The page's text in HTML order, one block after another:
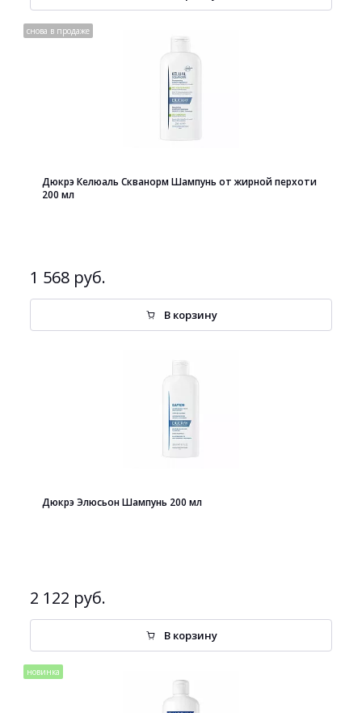
снова в продаже
Дюкрэ Келюаль Скванорм Шампунь от жирной перхоти
200 мл
1 568 руб.
В корзину
Дюкрэ Элюсьон Шампунь 200 мл
2 122 руб.
В корзину
новинка